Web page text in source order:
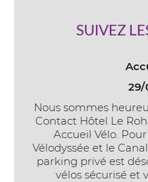
SUIVEZ
29/
Nous sommes
Contact Hôtel Le
Accueil Vélo.
Vélodyssée et le
parking privé est
vélos sécurisé et